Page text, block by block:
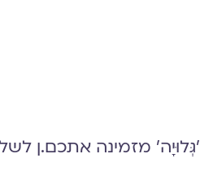
׳גְּלוּיָה׳ מזמינה אתכם.ן